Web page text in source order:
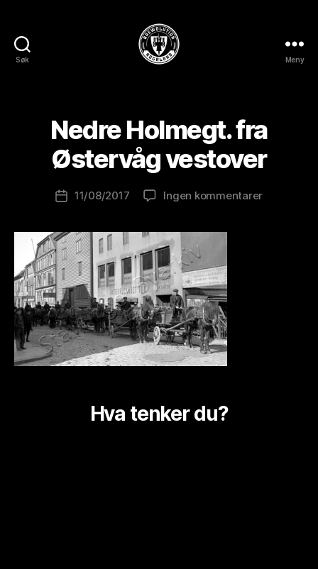
Søk Meny
Nedre Holmegt. fra
Østervåg vestover
Innleggsforfatter
r
w
l
is
t
Publiseringsdato
11/08/2017 Ingen kommentarertil
Hva tenker du?